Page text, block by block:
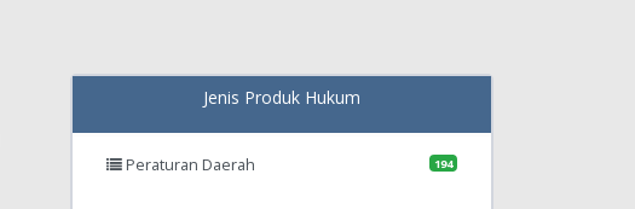
Jenis Produk Hukum
Peraturan Daerah 194